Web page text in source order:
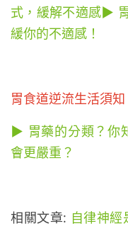
式，緩解不適感▶
緩你的不適感！
胃食道逆流生活須知
▶ 胃藥的分類？你
會更嚴重？
相關文章: 自律神